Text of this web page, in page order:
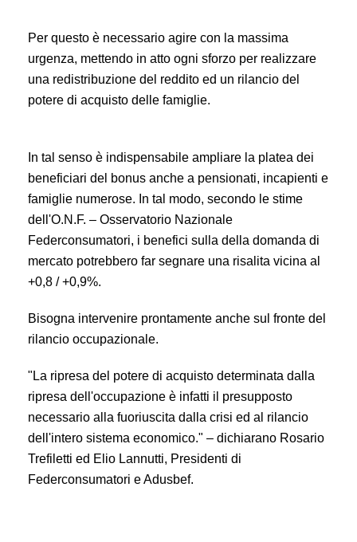
Per questo è necessario agire con la massima
urgenza, mettendo in atto ogni sforzo per realizzare
una redistribuzione del reddito ed un rilancio del
potere di acquisto delle famiglie.
In tal senso è indispensabile ampliare la platea dei
beneficiari del bonus anche a pensionati, incapienti e
famiglie numerose. In tal modo, secondo le stime
dell'O.N.F. – Osservatorio Nazionale
Federconsumatori, i benefici sulla della domanda di
mercato potrebbero far segnare una risalita vicina al
+0,8 / +0,9%.
Bisogna intervenire prontamente anche sul fronte del
rilancio occupazionale.
"La ripresa del potere di acquisto determinata dalla
ripresa dell'occupazione è infatti il presupposto
necessario alla fuoriuscita dalla crisi ed al rilancio
dell'intero sistema economico." – dichiarano Rosario
Trefiletti ed Elio Lannutti, Presidenti di
Federconsumatori e Adusbef.